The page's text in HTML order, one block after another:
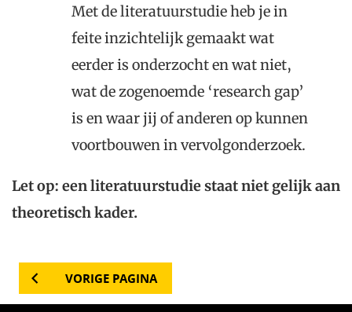
Met de literatuurstudie heb je in
feite inzichtelijk gemaakt wat
eerder is onderzocht en wat niet,
wat de zogenoemde ‘research gap’
is en waar jij of anderen op kunnen
voortbouwen in vervolgonderzoek.
Let op: een literatuurstudie staat niet gelijk aan
theoretisch kader.
VORIGE PAGINA